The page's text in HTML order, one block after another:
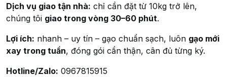
Dịch vụ giao tận nhà: chỉ cần đặt từ 10kg trở lên,
chúng tôi giao trong vòng 30–60 phút.
Lợi ích: nhanh – uy tín – gạo chuẩn sạch, luôn gạo mới
xay trong tuần, đóng gói cẩn thận, cân đủ từng ký.
Hotline/Zalo: 0967815915